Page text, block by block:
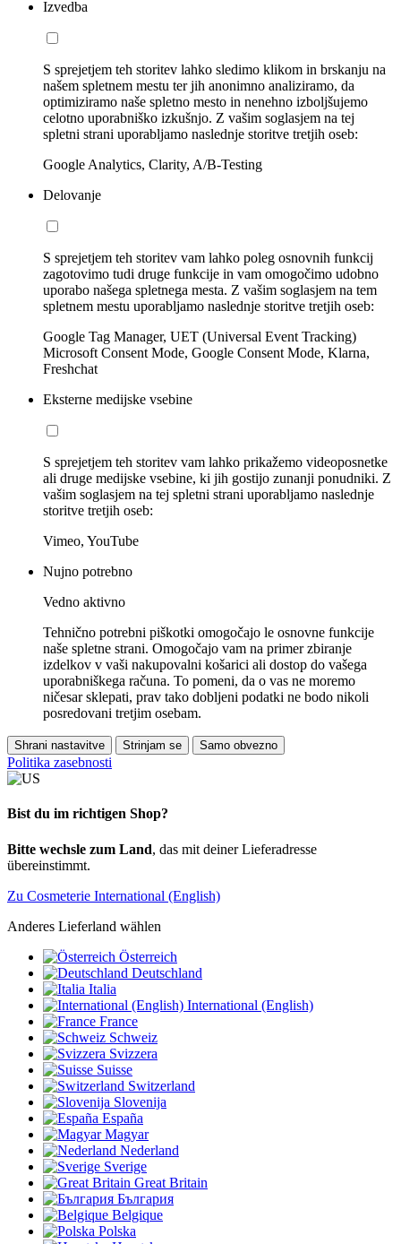
Izvedba
S sprejetjem teh storitev lahko sledimo klikom in brskanju na
našem spletnem mestu ter jih anonimno analiziramo, da
optimiziramo naše spletno mesto in nenehno izboljšujemo
celotno uporabniško izkušnjo. Z vašim soglasjem na tej
spletni strani uporabljamo naslednje storitve tretjih oseb:
Google Analytics, Clarity, A/B-Testing
Delovanje
S sprejetjem teh storitev vam lahko poleg osnovnih funkcij
zagotovimo tudi druge funkcije in vam omogočimo udobno
uporabo našega spletnega mesta. Z vašim soglasjem na tem
spletnem mestu uporabljamo naslednje storitve tretjih oseb:
Google Tag Manager, UET (Universal Event Tracking)
Microsoft Consent Mode, Google Consent Mode, Klarna,
Freshchat
Eksterne medijske vsebine
S sprejetjem teh storitev vam lahko prikažemo videoposnetke
ali druge medijske vsebine, ki jih gostijo zunanji ponudniki. Z
vašim soglasjem na tej spletni strani uporabljamo naslednje
storitve tretjih oseb:
Vimeo, YouTube
Nujno potrebno
Vedno aktivno
Tehnično potrebni piškotki omogočajo le osnovne funkcije
naše spletne strani. Omogočajo vam na primer zbiranje
izdelkov v vaši nakupovalni košarici ali dostop do vašega
uporabniškega računa. To pomeni, da o vas ne moremo
ničesar sklepati, prav tako dobljeni podatki ne bodo nikoli
posredovani tretjim osebam.
Shrani nastavitve Strinjam se Samo obvezno
Politika zasebnosti
Bist du im richtigen Shop?
Bitte wechsle zum Land, das mit deiner Lieferadresse
übereinstimmt.
Zu Cosmeterie International (English)
Anderes Lieferland wählen
Österreich
Deutschland
Italia
International (English)
France
Schweiz
Svizzera
Suisse
Switzerland
Slovenija
España
Magyar
Nederland
Sverige
Great Britain
България
Belgique
Polska